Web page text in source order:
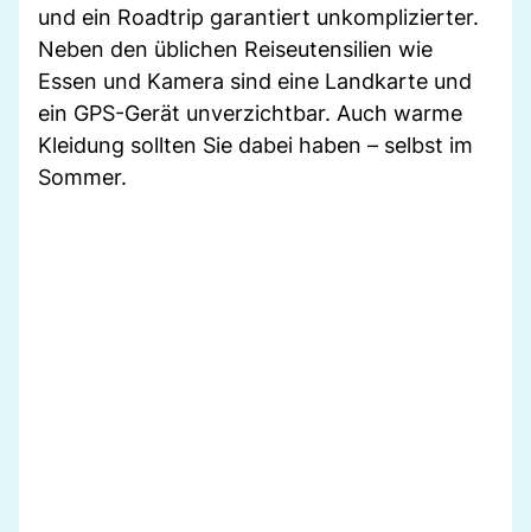
und ein Roadtrip garantiert unkomplizierter.
Neben den üblichen Reiseutensilien wie
Essen und Kamera sind eine Landkarte und
ein GPS-Gerät unverzichtbar. Auch warme
Kleidung sollten Sie dabei haben – selbst im
Sommer.